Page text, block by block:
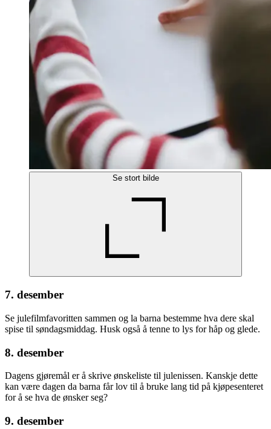
Se stort bilde
7. desember
Se julefilmfavoritten sammen og la barna bestemme hva dere skal
spise til søndagsmiddag. Husk også å tenne to lys for håp og glede.
8. desember
Dagens gjøremål er å skrive ønskeliste til julenissen. Kanskje dette
kan være dagen da barna får lov til å bruke lang tid på kjøpesenteret
for å se hva de ønsker seg?
9. desember